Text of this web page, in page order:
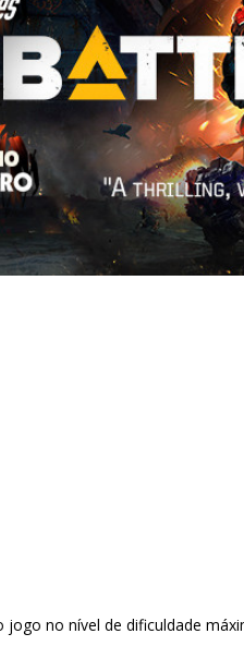
jogo no nível de dificuldade